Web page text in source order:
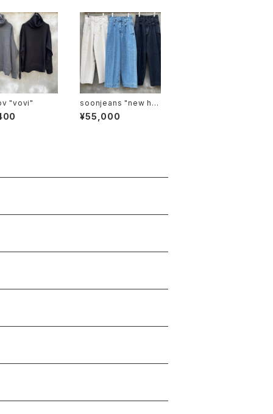
voaaov "vovi"
soonjeans "new hig
hrise wide leg pant
s"
¥55,000